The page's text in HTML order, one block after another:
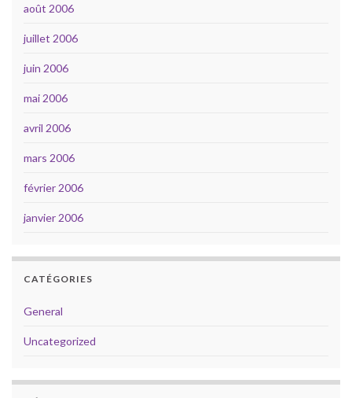
août 2006
juillet 2006
juin 2006
mai 2006
avril 2006
mars 2006
février 2006
janvier 2006
CATÉGORIES
General
Uncategorized